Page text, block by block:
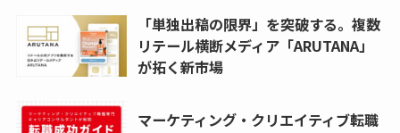
「単独出稿の限界」を突破する。複数
リテール横断メディア「ARUTANA」
が拓く新市場
マーケティング・クリエイティブ転職